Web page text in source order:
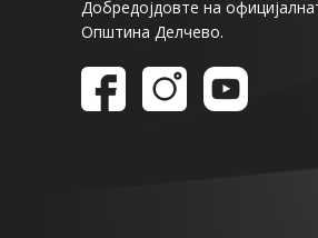
Добредојдовте на
Општина Делчево.